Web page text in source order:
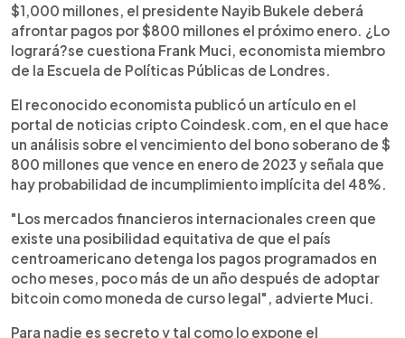
$1,000 millones, el presidente Nayib Bukele deberá
afrontar pagos por $800 millones el próximo enero. ¿Lo
logrará?se cuestiona Frank Muci, economista miembro
de la Escuela de Políticas Públicas de Londres.
El reconocido economista publicó un artículo en el
portal de noticias cripto Coindesk.com, en el que hace
un análisis sobre el vencimiento del bono soberano de $
800 millones que vence en enero de 2023 y señala que
hay probabilidad de incumplimiento implícita del 48%.
"Los mercados financieros internacionales creen que
existe una posibilidad equitativa de que el país
centroamericano detenga los pagos programados en
ocho meses, poco más de un año después de adoptar
bitcoin como moneda de curso legal", advierte Muci.
Para nadie es secreto y tal como lo expone el